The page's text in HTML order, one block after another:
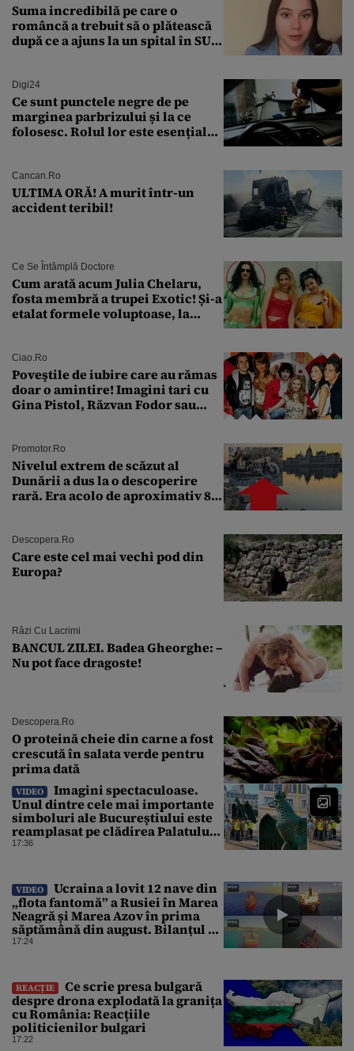
Suma incredibilă pe care o
româncă a trebuit să o plătească
după ce a ajuns la un spital în SUA:
Digi24
Ce sunt punctele negre de pe
marginea parbrizului și la ce
folosesc. Rolul lor este esențial
Cancan.ro
ULTIMA ORĂ! A murit într-un
accident teribil!
Ce Se Întâmplă Doctore
Cum arată acum Julia Chelaru,
fosta membră a trupei Exotic! Și-a
etalat formele voluptoase, la
Ciao.ro
Poveştile de iubire care au rămas
doar o amintire! Imagini tari cu
Gina Pistol, Răzvan Fodor sau
Promotor.ro
Nivelul extrem de scăzut al
Dunării a dus la o descoperire
rară. Era acolo de aproximativ 80
Descopera.ro
Care este cel mai vechi pod din
Europa?
Râzi Cu Lacrimi
BANCUL ZILEI. Badea Gheorghe: –
Nu pot face dragoste!
Descopera.ro
O proteină cheie din carne a fost
crescută în salata verde pentru
prima dată
VIDEO
Imagini spectaculoase.
Unul dintre cele mai importante
simboluri ale Bucureștiului este
reamplasat pe clădirea Palatului
Universității
17:36
VIDEO
Ucraina a lovit 12 nave din
„flota fantomă” a Rusiei în Marea
Neagră și Marea Azov în prima
săptămână din august. Bilanțul a
ajuns la 218
17:24
REACȚIE
Ce scrie presa bulgară
despre drona explodată la granița
cu România: Reacțiile
politicienilor bulgari
17:22